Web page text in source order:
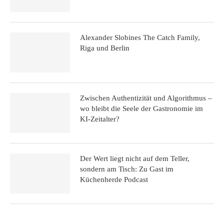
Alexander Slobines The Catch Family,
Riga und Berlin
Zwischen Authentizität und Algorithmus –
wo bleibt die Seele der Gastronomie im
KI-Zeitalter?
Der Wert liegt nicht auf dem Teller,
sondern am Tisch: Zu Gast im
Küchenherde Podcast